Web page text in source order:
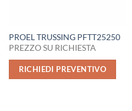
PROEL TRUSSING PFTT25250
PREZZO SU RICHIESTA
RICHIEDI PREVENTIVO